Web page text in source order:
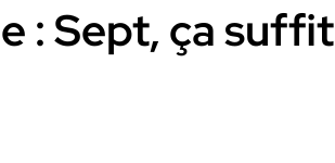
: Sept, ça suffit